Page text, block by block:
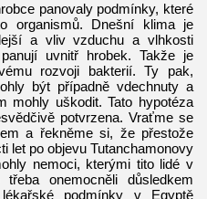
panovaly podmínky, které
organismů. Dnešní klima je
a vliv vzduchu a vlhkosti
uvnitř hrobek. Takže je
rozvoji bakterií. Ty pak,
být případně vdechnuty a
mohly uškodit. Tato hypotéza
potvrzena. Vraťme se
a řekněme si, že přestože
let po objevu Tutanchamonovy
nemoci, kterými tito lidé v
onemocněli důsledkem
podmínky v Egyptě